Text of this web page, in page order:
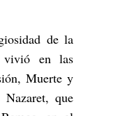
de la
vivió en las
Muerte y
Nazaret, que